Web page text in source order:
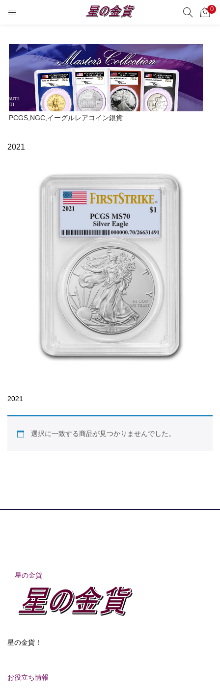
0
サーチ
PCGS,NGC,イーグルレアコイン銀貨
2021
2021
選択に一致する商品が見つかりませんでした。
星の金貨
星の金貨！
お役立ち情報
Enter your username and password to login.
Remember me